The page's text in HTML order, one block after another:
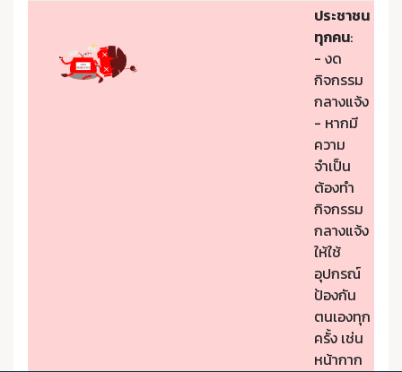
ประชาชน
ทุกคน:
- งด
กิจกรรม
กลางแจ้ง
- หากมี
ความ
จำเป็น
ต้องทำ
กิจกรรม
กลางแจ้ง
ให้ใช้
อุปกรณ์
ป้องกัน
ตนเองทุก
ครั้ง เช่น
หน้ากาก